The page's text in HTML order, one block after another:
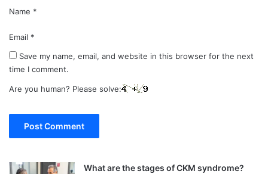
Name *
Email *
Save my name, email, and website in this browser for the next
time I comment.
Are you human? Please solve:
What are the stages of CKM syndrome?